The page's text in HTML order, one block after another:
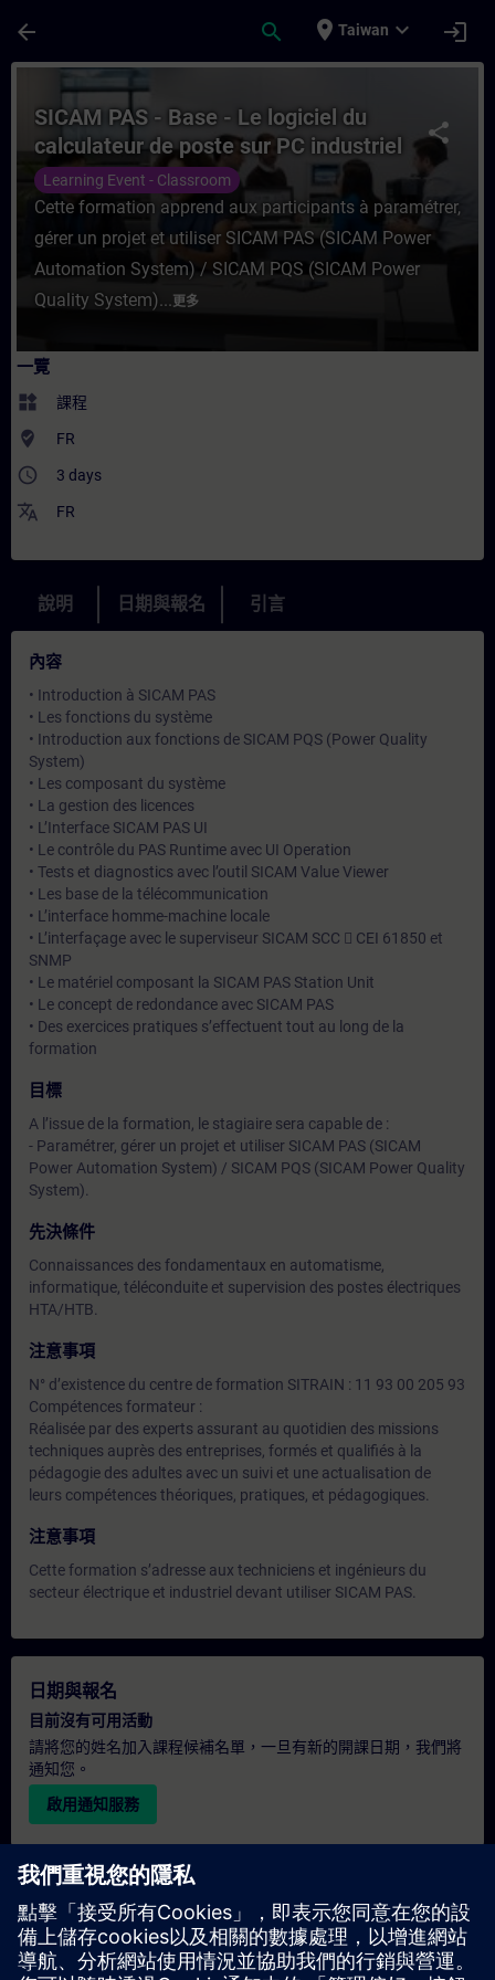
arrow_back search place Taiwan expand_more login
課程 - SICAM PAS - Base - Le logiciel
share
SICAM PAS - Base - Le logiciel du
calculateur de poste sur PC industriel
Learning Event - Classroom
Cette formation apprend aux participants à paramétrer,
gérer un projet et utiliser SICAM PAS (SICAM Power
Automation System) / SICAM PQS (SICAM Power
Quality System)...更多
一覽
widgets 課程
where_to_vote FR
access_time 3 days
translate FR
說明 日期與報名 引言
內容
• Introduction à SICAM PAS
• Les fonctions du système
• Introduction aux fonctions de SICAM PQS (Power Quality
System)
• Les composant du système
• La gestion des licences
• L’Interface SICAM PAS UI
• Le contrôle du PAS Runtime avec UI Operation
• Tests et diagnostics avec l’outil SICAM Value Viewer
• Les base de la télécommunication
• L’interface homme-machine locale
• L’interfaçage avec le superviseur SICAM SCC  CEI 61850 et
SNMP
• Le matériel composant la SICAM PAS Station Unit
• Le concept de redondance avec SICAM PAS
• Des exercices pratiques s’effectuent tout au long de la
formation
目標
A l’issue de la formation, le stagiaire sera capable de :
- Paramétrer, gérer un projet et utiliser SICAM PAS (SICAM
Power Automation System) / SICAM PQS (SICAM Power Quality
System).
先決條件
Connaissances des fondamentaux en automatisme,
informatique, téléconduite et supervision des postes électriques
HTA/HTB.
注意事項
N° d’existence du centre de formation SITRAIN : 11 93 00 205 93
Compétences formateur :
Réalisée par des experts assurant au quotidien des missions
techniques auprès des entreprises, formés et qualifiés à la
pédagogie des adultes avec un suivi et une actualisation de
leurs compétences théoriques, pratiques, et pédagogiques.
注意事項
Cette formation s’adresse aux techniciens et ingénieurs du
secteur électrique et industriel devant utiliser SICAM PAS.
日期與報名
目前沒有可用活動
請將您的姓名加入課程候補名單，一旦有新的開課日期，我們將
通知您。
啟用通知服務
個人化報價
若您需要此培訓課程的標準報價單（例如供採購部門使用），請
點擊下方連結。您需先提供一些個人資料，之後我們將透過電子
郵件寄送報價單給您。